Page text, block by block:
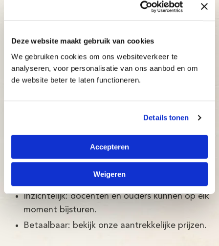
Deze website maakt gebruik van cookies
We gebruiken cookies om ons websiteverkeer te
analyseren, voor personalisatie van ons aanbod en om
de website beter te laten functioneren.
Details tonen
Accepteren
Weigeren
Mooie en gebruiksvriendelijke online
Brightskills en een team van psychologen.
is:
wetenschappelijke ontwikkelingen, met een
slagingspercentage van maar liefst 97%!
het niveau van de cursist aan.
Inzichtelijk: docenten en ouders kunnen op elk
moment bijsturen.
Betaalbaar: bekijk onze aantrekkelijke prijzen.